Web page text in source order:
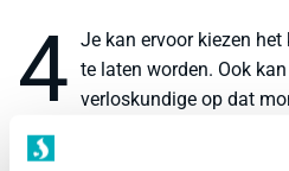
4 Je kan ervoor kiezen
te laten worden. Ook
verloskundige op dat
uitdrijving buiten het bad te
niet dat de badbevalling niet